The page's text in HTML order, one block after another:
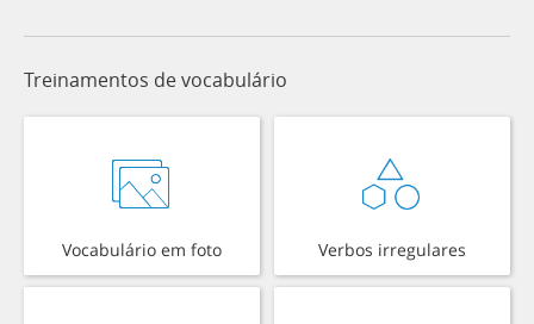
Treinamentos de vocabulário
Vocabulário em foto Verbos irregulares